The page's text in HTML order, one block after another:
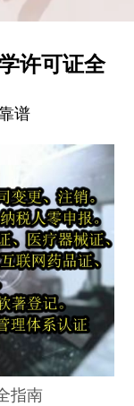
许可证全
谱
指南